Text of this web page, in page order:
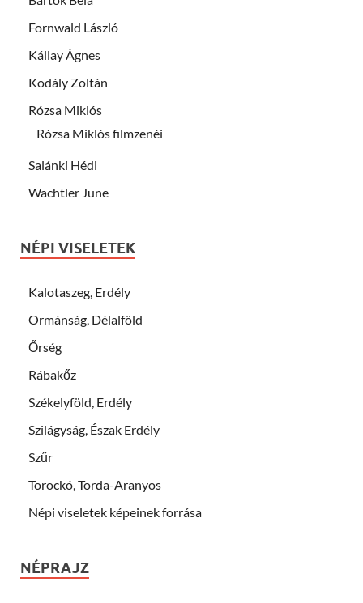
Fornwald László
Kállay Ágnes
Kodály Zoltán
Rózsa Miklós
Rózsa Miklós filmzenéi
Salánki Hédi
Wachtler June
NÉPI VISELETEK
Kalotaszeg, Erdély
Ormánság, Délalföld
Őrség
Rábakőz
Székelyföld, Erdély
Szilágyság, Észak Erdély
Szűr
Torockó, Torda-Aranyos
Népi viseletek képeinek forrása
NÉPRAJZ